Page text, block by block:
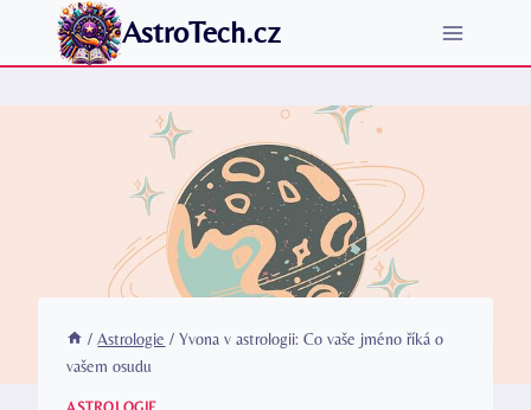
Přeskočit
AstroTech.cz
/ Astrologie / Yvona v astrologii: Co vaše jméno říká o
vašem osudu